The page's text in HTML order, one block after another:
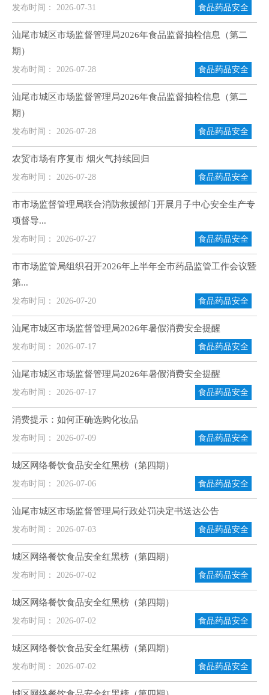
发布时间： 2026-07-31 食品药品安全
汕尾市城区市场监督管理局2026年食品监督抽检信息（第二
期）
发布时间： 2026-07-28 食品药品安全
汕尾市城区市场监督管理局2026年食品监督抽检信息（第二
期）
发布时间： 2026-07-28 食品药品安全
农贸市场有序复市 烟火气持续回归
发布时间： 2026-07-28 食品药品安全
市市场监督管理局联合消防救援部门开展月子中心安全生产专
项督导...
发布时间： 2026-07-27 食品药品安全
市市场监管局组织召开2026年上半年全市药品监管工作会议暨
第...
发布时间： 2026-07-20 食品药品安全
汕尾市城区市场监督管理局2026年暑假消费安全提醒
发布时间： 2026-07-17 食品药品安全
汕尾市城区市场监督管理局2026年暑假消费安全提醒
发布时间： 2026-07-17 食品药品安全
消费提示：如何正确选购化妆品
发布时间： 2026-07-09 食品药品安全
城区网络餐饮食品安全红黑榜（第四期）
发布时间： 2026-07-06 食品药品安全
汕尾市城区市场监督管理局行政处罚决定书送达公告
发布时间： 2026-07-03 食品药品安全
城区网络餐饮食品安全红黑榜（第四期）
发布时间： 2026-07-02 食品药品安全
城区网络餐饮食品安全红黑榜（第四期）
发布时间： 2026-07-02 食品药品安全
城区网络餐饮食品安全红黑榜（第四期）
发布时间： 2026-07-02 食品药品安全